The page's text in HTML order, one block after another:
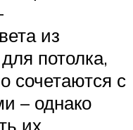
из
потолка,
сочетаются с
– однако
их